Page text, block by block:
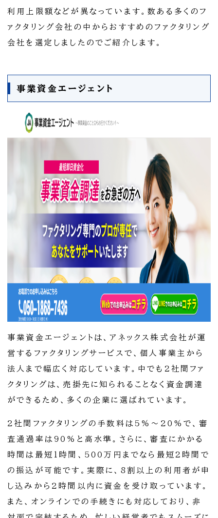
利用上限額などが異なっています。数ある多くのフ
ァクタリング会社の中からおすすめのファクタリング
会社を選定しましたのでご紹介します。
事業資金エージェント
事業資金エージェントは、アネックス株式会社が運
営するファクタリングサービスで、個人事業主から
法人まで幅広く対応しています。中でも2社間ファ
クタリングは、売掛先に知られることなく資金調達
ができるため、多くの企業に選ばれています。
2社間ファクタリングの手数料は5%〜20%で、審
査通過率は90%と高水準。さらに、審査にかかる
時間は最短1時間、500万円までなら最短2時間で
の振込が可能です。実際に、8割以上の利用者が申
し込みから2時間以内に資金を受け取っています。
また、オンラインでの手続きにも対応しており、非